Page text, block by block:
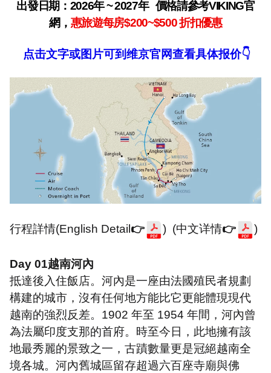
出發日期： 2026年~ 2027年 價格請參考VIKING官
網， 惠旅遊每房$200~$500折扣優惠
点击文字或图片可到维京官网查看具体报价👇
行程詳情(English Detail 👉 ) (中文详情👉 )
Day 01越南河內
抵達後入住飯店。河內是一座由法國殖民者規劃
構建的城市，沒有任何地方能比它更能體現現代
越南的強烈反差。 1902 年至 1954 年間，河內曾
為法屬印度支那的首府。時至今日，此地擁有該
地最秀麗的景致之一，古蹟數量更是冠絕越南全
境各城。河內舊城區留存超過六百座寺廟與佛